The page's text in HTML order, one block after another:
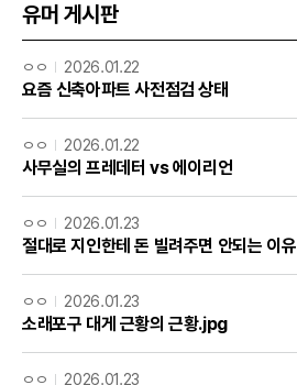
유머 게시판
ㅇㅇ 2026.01.22
요즘 신축아파트 사전점검 상태
ㅇㅇ 2026.01.22
사무실의 프레데터 vs 에이리언
ㅇㅇ 2026.01.23
절대로 지인한테 돈 빌려주면 안되는 이유
ㅇㅇ 2026.01.23
소래포구 대게 근황의 근황.jpg
ㅇㅇ 2026.01.23